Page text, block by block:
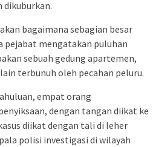
dikuburkan.
bagaimana sebagian besar
pejabat mengatakan puluhan
sebuah gedung apartemen,
terbunuh oleh pecahan peluru.
empat orang
dengan tangan diikat ke
diikat dengan tali di leher
polisi investigasi di wilayah